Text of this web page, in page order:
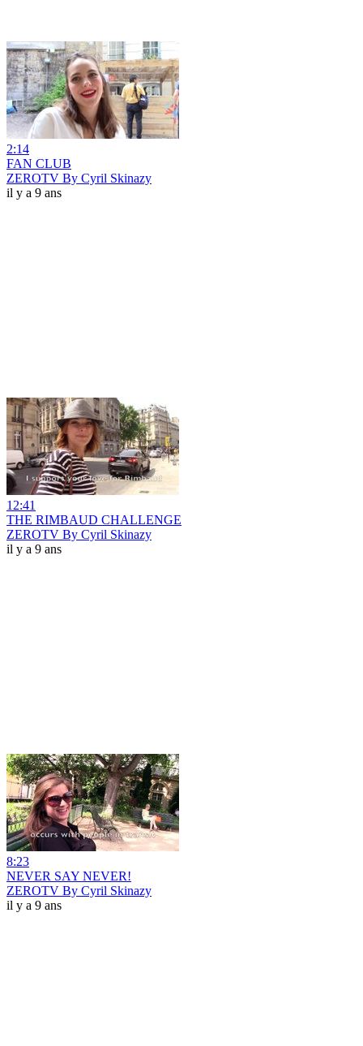
2:14
FAN CLUB
ZEROTV By Cyril Skinazy
il y a 9 ans
12:41
THE RIMBAUD CHALLENGE
ZEROTV By Cyril Skinazy
il y a 9 ans
8:23
NEVER SAY NEVER!
ZEROTV By Cyril Skinazy
il y a 9 ans